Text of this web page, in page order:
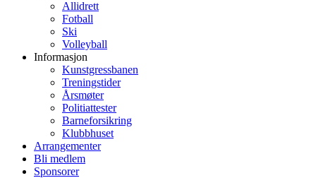
Allidrett
Fotball
Ski
Volleyball
Informasjon
Kunstgressbanen
Treningstider
Årsmøter
Politiattester
Barneforsikring
Klubbhuset
Arrangementer
Bli medlem
Sponsorer